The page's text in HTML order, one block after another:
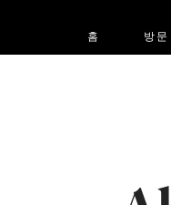
홈 방문